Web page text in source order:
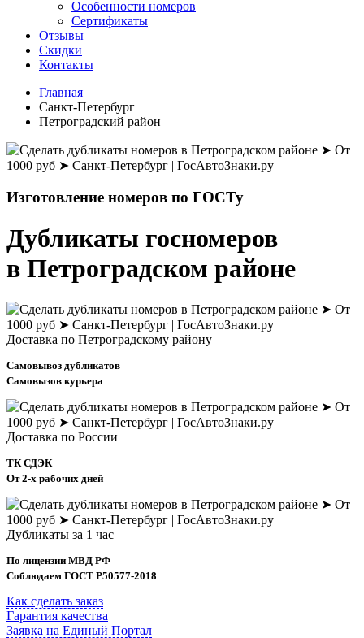
Особенности номеров
Сертификаты
Отзывы
Скидки
Контакты
Главная
Санкт-Петербург
Петроградский район
Изготовление номеров по ГОСТу
Дубликаты госномеров
в Петроградском районе
Доставка по Петроградскому району
Самовывоз дубликатов
Самовызов курьера
Доставка по России
ТК СДЭК
От 2-х рабочих дней
Дубликаты за 1 час
По лицензии МВД РФ
Соблюдаем ГОСТ Р50577-2018
Как сделать заказ
Гарантия качества
Заявка на Единый Портал